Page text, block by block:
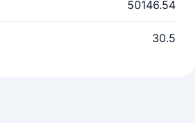
50146.54
30.5